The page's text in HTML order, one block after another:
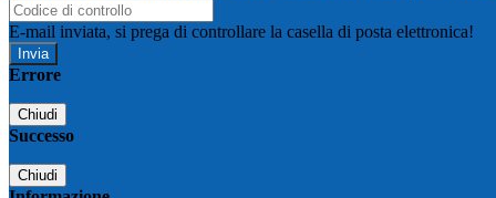
E-mail inviata, si prega di controllare la casella di posta elettronica!
Errore
Chiudi
Successo
Chiudi